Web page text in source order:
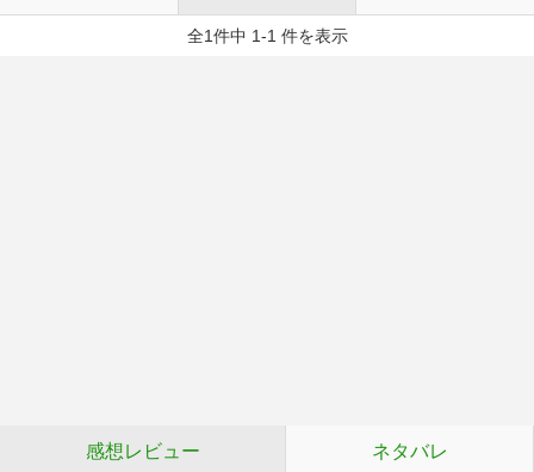
全1件中 1-1 件を表示
感想レビュー ネタバレ